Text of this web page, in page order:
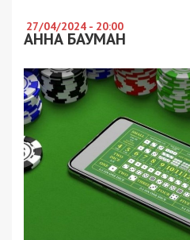
27/04/2024 - 20:00
АННА БАУМАН